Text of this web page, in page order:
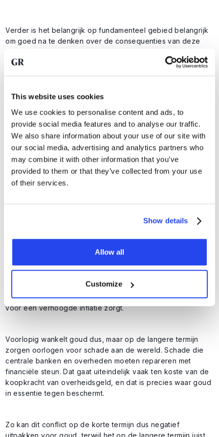
This website uses cookies
We use cookies to personalise content and ads, to
provide social media features and to analyse our traffic.
We also share information about your use of our site with
our social media, advertising and analytics partners who
may combine it with other information that you’ve
provided to them or that they’ve collected from your use
of their services.
Show details
Allow all
Customize
Verder is het belangrijk op fundamenteel gebied belangrijk
om goed na te denken over de consequenties van deze
termijn resulteren in permanente schade voor de
Er komt dan een punt waarop centrale banken moeten
ingrijpen en de economie moeten steunen met
renteverlagingen en andere vormen van hulp.
Nu zitten we nog in de fase waarin de situatie juist pijn
oplevert voor goud, maar dat zal omkeren zodra centrale
Als centrale banken moeten kiezen tussen de inflatie en de
economie, zullen ze vrijwel altijd voor de economie kiezen.
wereldwijde recessie veroorzaken, dan blijven de
renteverlagingen echt niet achterwege omdat de olieprijs
voor een verhoogde inflatie zorgt.
Voorlopig wankelt goud dus, maar op de langere termijn
zorgen oorlogen voor schade aan de wereld. Schade die
centrale banken en overheden moeten repareren met
financiële steun. Dat gaat uiteindelijk vaak ten koste van de
koopkracht van overheidsgeld, en dat is precies waar goud
in essentie tegen beschermt.
Zo kan dit conflict op de korte termijn dus negatief
uitpakken voor goud, terwijl het op de langere termijn juist